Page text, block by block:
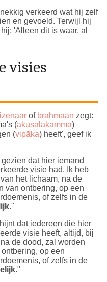
verkeerd wat hij zelf
en gevoeld. Terwijl hij
'Alleen dit is waar, al
visies
of brahmaan zegt:
(akusalakamma)
(vipāka) heeft', geef ik
dat hier iemand
visie had. Ik heb
het lichaam, na de
van ontbering, op een
of zelfs in de
."
dat iedereen die hier
visie heeft, altijd, bij
de dood, zal worden
op een
of zelfs in de
."